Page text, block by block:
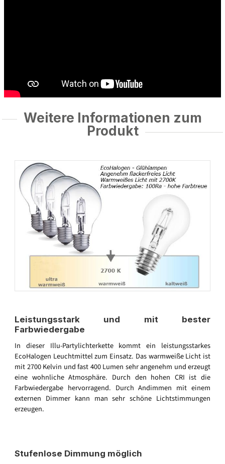
Weitere Informationen zum
Produkt
Leistungsstark und mit bester
Farbwiedergabe
In dieser Illu-Partylichterkette kommt ein leistungsstarkes
EcoHalogen Leuchtmittel zum Einsatz. Das warmweiße Licht ist
mit 2700 Kelvin und fast 400 Lumen sehr angenehm und erzeugt
eine wohnliche Atmosphäre. Durch den hohen CRI ist die
Farbwiedergabe hervorragend. Durch Andimmen mit einem
externen Dimmer kann man sehr schöne Lichtstimmungen
erzeugen.
Stufenlose Dimmung möglich